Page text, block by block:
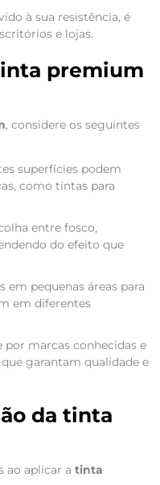
à sua resistência, é
e lojas.
premium
, considere os seguintes
superfícies podem
como tintas para
entre fosco,
do efeito que
em pequenas áreas para
em diferentes
por marcas conhecidas e
garantam qualidade e
da tinta
ao aplicar a tinta